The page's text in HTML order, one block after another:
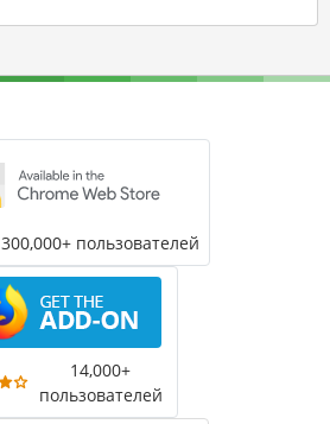
300,000+ пользователей
14,000+
пользователей